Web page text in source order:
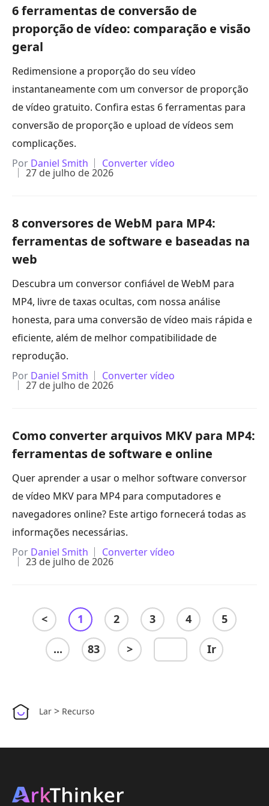
6 ferramentas de conversão de
proporção de vídeo: comparação e visão
geral
Redimensione a proporção do seu vídeo
instantaneamente com um conversor de proporção
de vídeo gratuito. Confira estas 6 ferramentas para
conversão de proporção e upload de vídeos sem
complicações.
Por Daniel Smith Converter vídeo
27 de julho de 2026
8 conversores de WebM para MP4:
ferramentas de software e baseadas na
web
Descubra um conversor confiável de WebM para
MP4, livre de taxas ocultas, com nossa análise
honesta, para uma conversão de vídeo mais rápida e
eficiente, além de melhor compatibilidade de
reprodução.
Por Daniel Smith Converter vídeo
27 de julho de 2026
Como converter arquivos MKV para MP4:
ferramentas de software e online
Quer aprender a usar o melhor software conversor
de vídeo MKV para MP4 para computadores e
navegadores online? Este artigo fornecerá todas as
informações necessárias.
Por Daniel Smith Converter vídeo
23 de julho de 2026
< 1 2 3 4 5
... 83 > Ir
Lar > Recurso